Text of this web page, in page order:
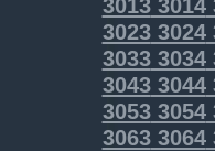
30233024
30333034
30433044
30533054
30633064